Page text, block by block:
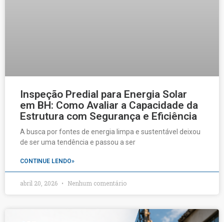
Inspeção Predial para Energia Solar
em BH: Como Avaliar a Capacidade da
Estrutura com Segurança e Eficiência
A busca por fontes de energia limpa e sustentável deixou
de ser uma tendência e passou a ser
CONTINUE LENDO»
abril 20, 2026 Nenhum comentário